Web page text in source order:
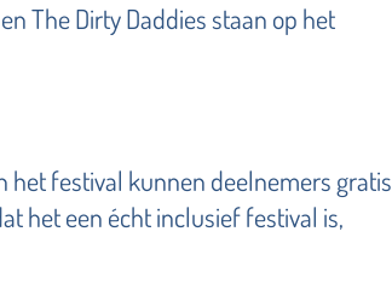
The Dirty Daddies staan op het
het festival kunnen deelnemers gratis
het een écht inclusief festival is,